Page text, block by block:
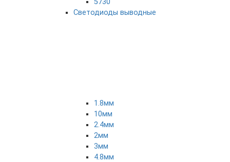
5730
Светодиоды выводные
1.8мм
10мм
2.4мм
2мм
3мм
4.8мм